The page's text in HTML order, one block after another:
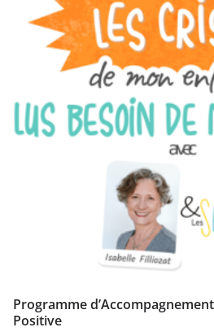
Programme
Positive